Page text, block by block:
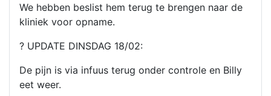
We hebben beslist hem terug te brengen naar de
kliniek voor opname.
? UPDATE DINSDAG 18/02:
De pijn is via infuus terug onder controle en Billy
eet weer.